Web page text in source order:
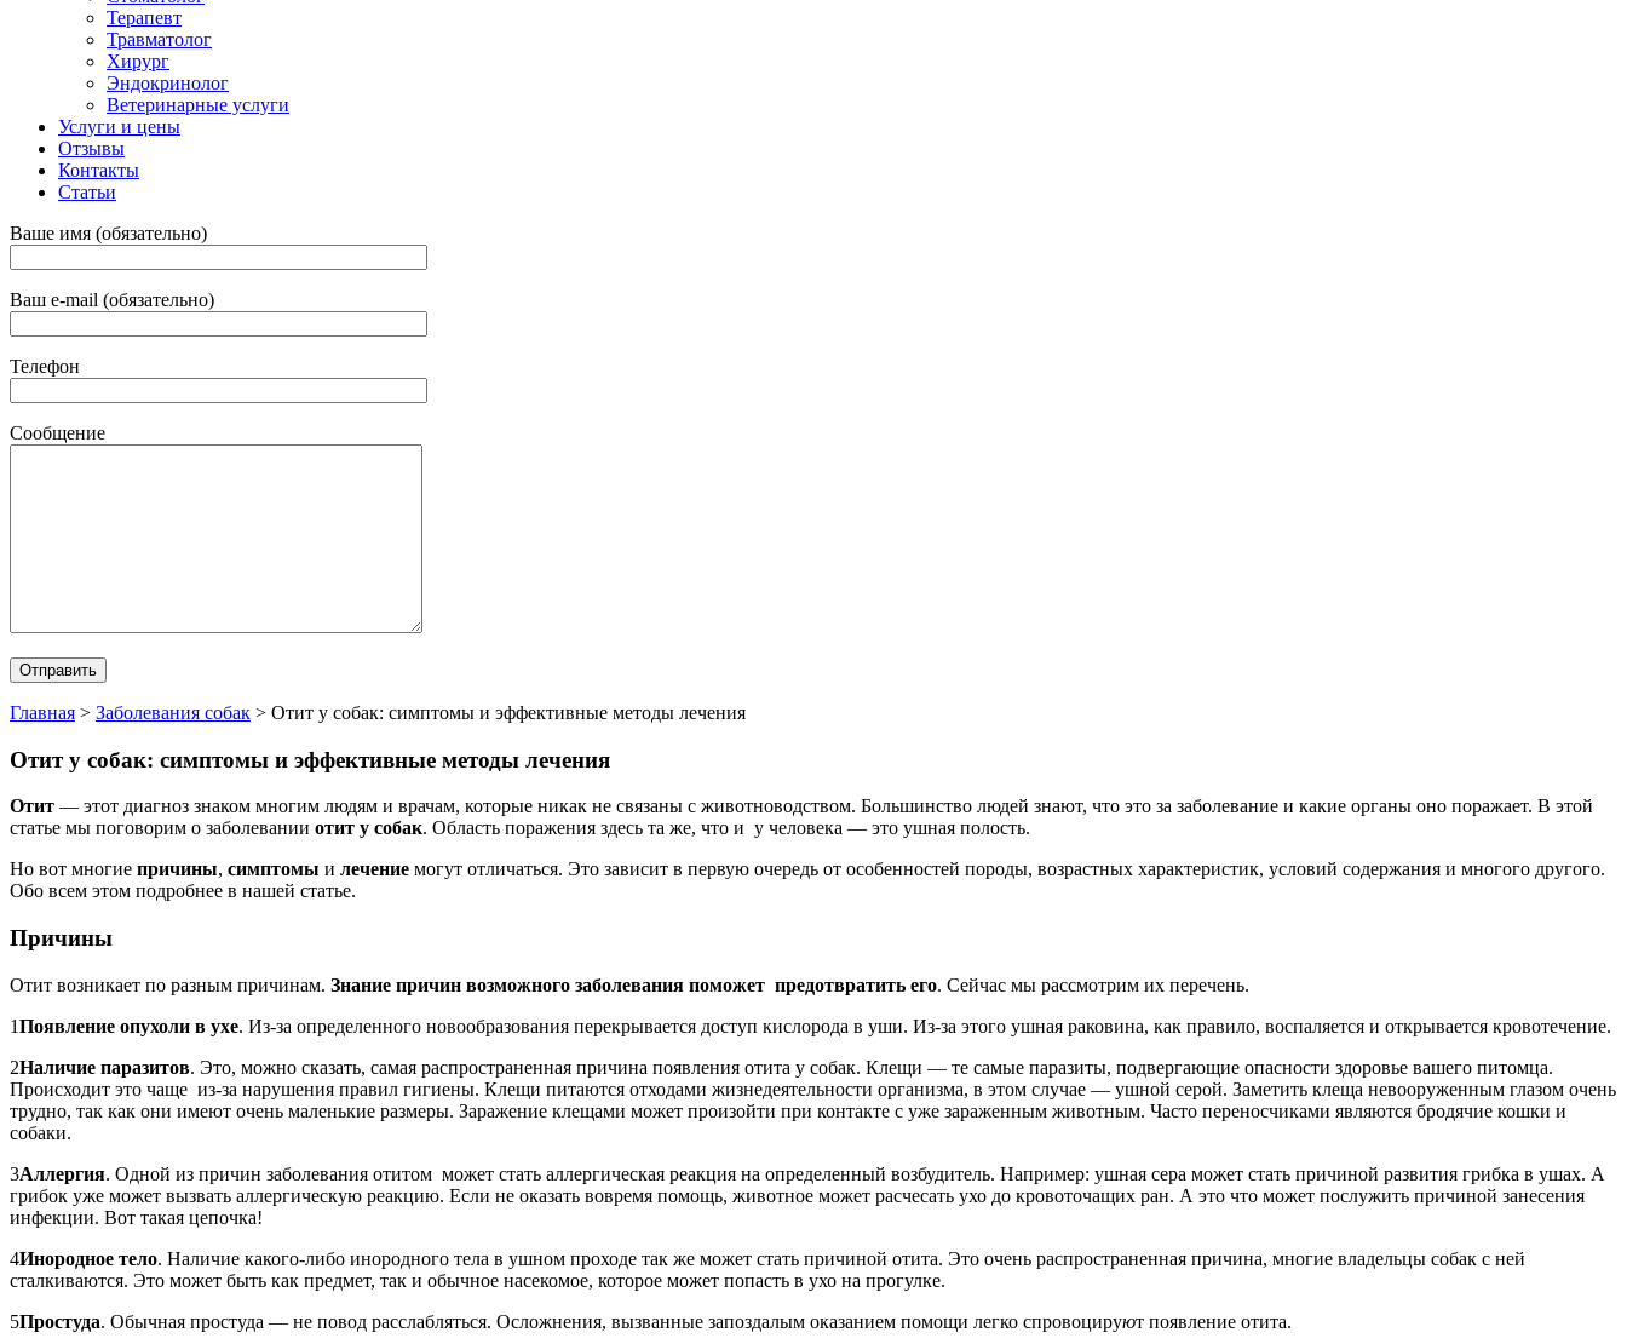
Терапевт
Травматолог
Хирург
Эндокринолог
Ветеринарные услуги
Услуги и цены
Отзывы
Контакты
Статьи
Ваше имя (обязательно)
Ваш e-mail (обязательно)
Телефон
Сообщение
Главная > Заболевания собак > Отит у собак: симптомы и эффективные методы лечения
Отит у собак: симптомы и эффективные методы лечения
Отит — этот диагноз знаком многим людям и врачам, которые никак не связаны с животноводством. Большинство людей знают, что это за заболевание и какие органы оно поражает. В этой
статье мы поговорим о заболевании отит у собак. Область поражения здесь та же, что и у человека — это ушная полость.
Но вот многие причины, симптомы и лечение могут отличаться. Это зависит в первую очередь от особенностей породы, возрастных характеристик, условий содержания и многого другого.
Обо всем этом подробнее в нашей статье.
Причины
Отит возникает по разным причинам. Знание причин возможного заболевания поможет предотвратить его. Сейчас мы рассмотрим их перечень.
1Появление опухоли в ухе. Из-за определенного новообразования перекрывается доступ кислорода в уши. Из-за этого ушная раковина, как правило, воспаляется и открывается кровотечение.
2Наличие паразитов. Это, можно сказать, самая распространенная причина появления отита у собак. Клещи — те самые паразиты, подвергающие опасности здоровье вашего питомца.
Происходит это чаще из-за нарушения правил гигиены. Клещи питаются отходами жизнедеятельности организма, в этом случае — ушной серой. Заметить клеща невооруженным глазом очень
трудно, так как они имеют очень маленькие размеры. Заражение клещами может произойти при контакте с уже зараженным животным. Часто переносчиками являются бродячие кошки и
собаки.
3Аллергия. Одной из причин заболевания отитом может стать аллергическая реакция на определенный возбудитель. Например: ушная сера может стать причиной развития грибка в ушах. А
грибок уже может вызвать аллергическую реакцию. Если не оказать вовремя помощь, животное может расчесать ухо до кровоточащих ран. А это что может послужить причиной занесения
инфекции. Вот такая цепочка!
4Инородное тело. Наличие какого-либо инородного тела в ушном проходе так же может стать причиной отита. Это очень распространенная причина, многие владельцы собак с ней
сталкиваются. Это может быть как предмет, так и обычное насекомое, которое может попасть в ухо на прогулке.
5Простуда. Обычная простуда — не повод расслабляться. Осложнения, вызванные запоздалым оказанием помощи легко спровоцируют появление отита.